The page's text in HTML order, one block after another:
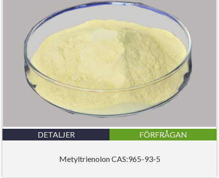
DETALJER FÖRFRÅGAN
Metyltrienolon CAS:965-93-5